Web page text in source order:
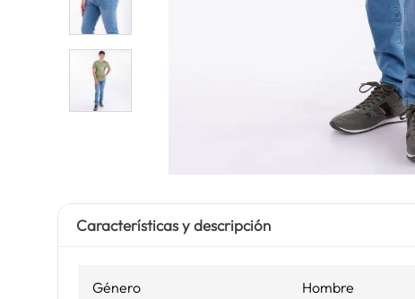
Características y descripción
Género Hombre